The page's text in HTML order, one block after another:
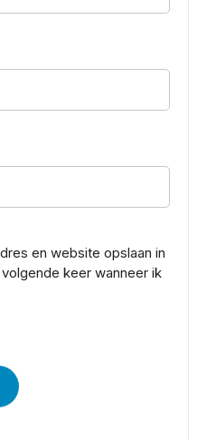
en website opslaan in
keer wanneer ik